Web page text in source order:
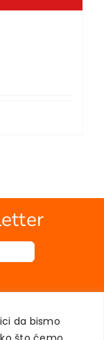
da bismo